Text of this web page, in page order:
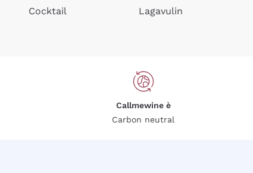
Cocktail
Lagavulin
Callmewine è
Carbon neutral